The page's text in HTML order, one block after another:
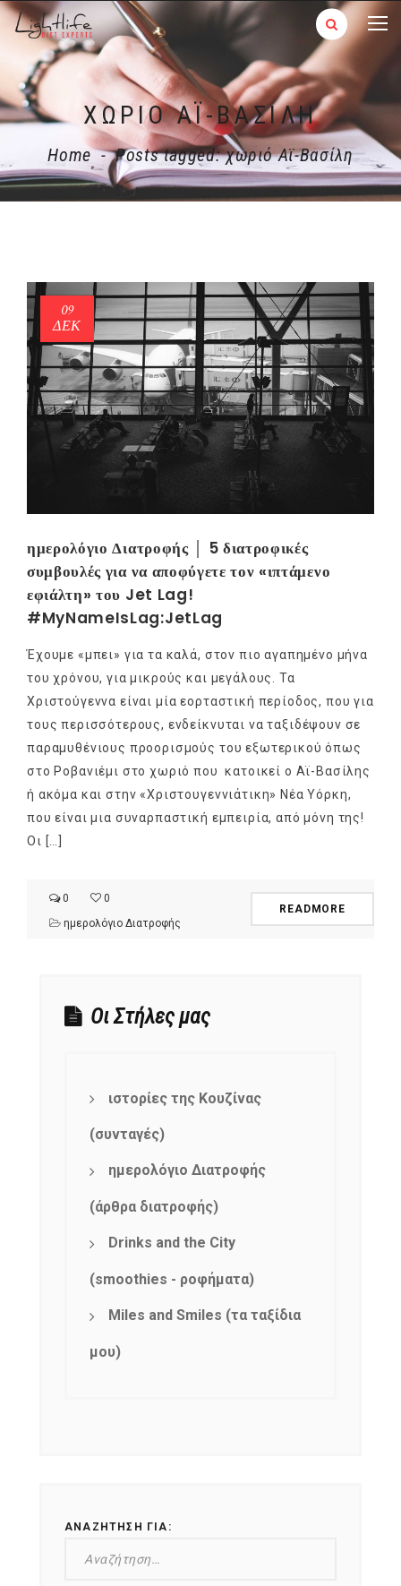
ΧΩΡΙΌ AΪ-ΒΑΣΊΛΗ
Home - Posts tagged: χωριό Aϊ-Βασίλη
09
ΔΕΚ
ημερολόγιο Διατροφής │ 5 διατροφικές
συμβουλές για να αποφύγετε τον «ιπτάμενο
εφιάλτη» του Jet Lag!
#MyNameIsLag:JetLag
Έχουμε «μπει» για τα καλά, στον πιο αγαπημένο μήνα
του χρόνου, για μικρούς και μεγάλους. Τα
Χριστούγεννα είναι μία εορταστική περίοδος, που για
τους περισσότερους, ενδείκνυται να ταξιδέψουν σε
παραμυθένιους προορισμούς του εξωτερικού όπως
στο Ροβανιέμι στο χωριό που κατοικεί ο Aϊ-Βασίλης
ή ακόμα και στην «Χριστουγεννιάτικη» Νέα Υόρκη,
που είναι μια συναρπαστική εμπειρία, από μόνη της!
Οι […]
0
0
ημερολόγιο Διατροφής
READMORE
Οι Στήλες μας
ιστορίες της Κουζίνας
(συνταγές)
ημερολόγιο Διατροφής
(άρθρα διατροφής)
Drinks and the City
(smoothies - ροφήματα)
Miles and Smiles (τα ταξίδια
μου)
ΑΝΑΖΉΤΗΣΗ ΓΙΑ: